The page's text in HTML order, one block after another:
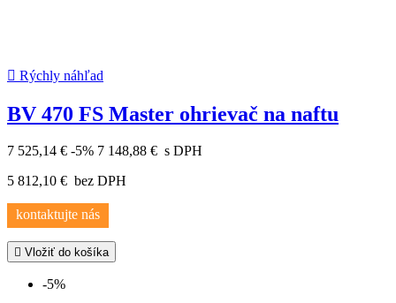
 Rýchly náhľad
BV 470 FS Master ohrievač na naftu
7 525,14 € -5% 7 148,88 € s DPH
5 812,10 € bez DPH
kontaktujte nás
 Vložiť do košíka
-5%